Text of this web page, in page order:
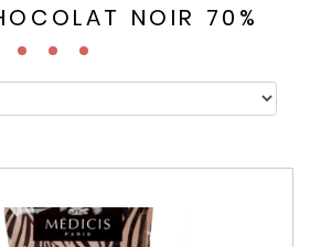
NOIR 70%